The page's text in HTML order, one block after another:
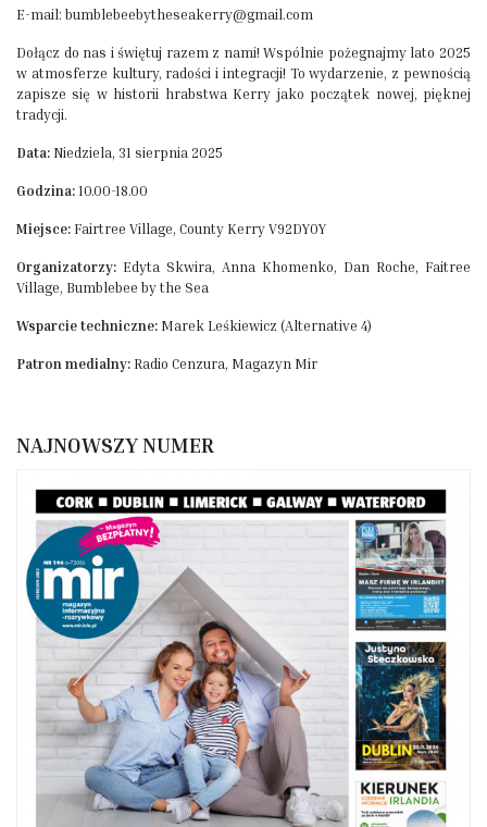
E-mail: bumblebeebytheseakerry@gmail.com
Dołącz do nas i świętuj razem z nami! Wspólnie pożegnajmy lato 2025
w atmosferze kultury, radości i integracji! To wydarzenie, z pewnością
zapisze się w historii hrabstwa Kerry jako początek nowej, pięknej
tradycji.
Data: Niedziela, 31 sierpnia 2025
Godzina: 10.00-18.00
Miejsce: Fairtree Village, County Kerry V92DYOY
Organizatorzy: Edyta Skwira, Anna Khomenko, Dan Roche, Faitree
Village, Bumblebee by the Sea
Wsparcie techniczne: Marek Leśkiewicz (Alternative 4)
Patron medialny: Radio Cenzura, Magazyn Mir
NAJNOWSZY NUMER